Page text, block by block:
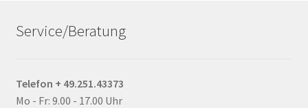
Service/Beratung
Telefon + 49.251.43373
Mo - Fr: 9.00 - 17.00 Uhr